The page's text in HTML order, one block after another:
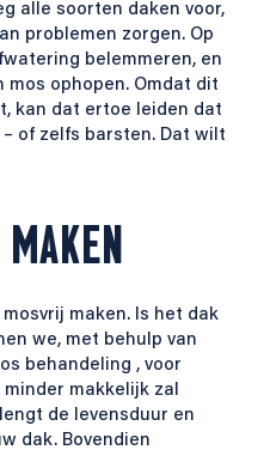
alle soorten daken voor,
problemen zorgen. Op
belemmeren, en
mos ophopen. Omdat dit
kan dat ertoe leiden dat
of zelfs barsten. Dat wilt
maken. Is het dak
we, met behulp van
behandeling , voor
makkelijk zal
de levensduur en
dak. Bovendien